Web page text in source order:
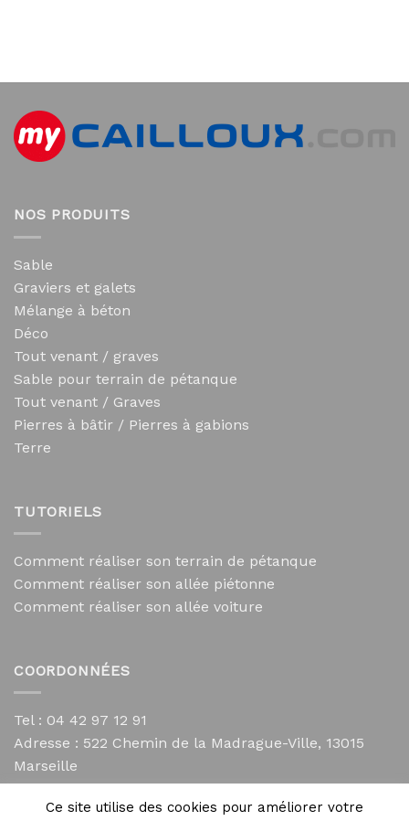
NOS PRODUITS
Sable
Graviers et galets
Mélange à béton
Déco
Tout venant / graves
Sable pour terrain de pétanque
Tout venant / Graves
Pierres à bâtir / Pierres à gabions
Terre
TUTORIELS
Comment réaliser son terrain de pétanque
Comment réaliser son allée piétonne
Comment réaliser son allée voiture
COORDONNÉES
Tel : 04 42 97 12 91
Adresse : 522 Chemin de la Madrague-Ville, 13015
Marseille
contact@mycailloux.com
Mentions légales
Ce site utilise des cookies pour améliorer votre